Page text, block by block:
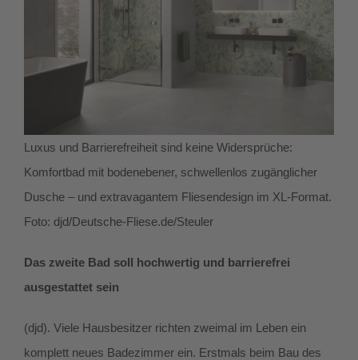
Luxus und Barrierefreiheit sind keine Widersprüche:
Komfortbad mit bodenebener, schwellenlos zugänglicher
Dusche – und extravagantem Fliesendesign im XL-Format.
Foto: djd/Deutsche-Fliese.de/Steuler
Das zweite Bad soll hochwertig und barrierefrei
ausgestattet sein
(djd). Viele Hausbesitzer richten zweimal im Leben ein
komplett neues Badezimmer ein. Erstmals beim Bau des